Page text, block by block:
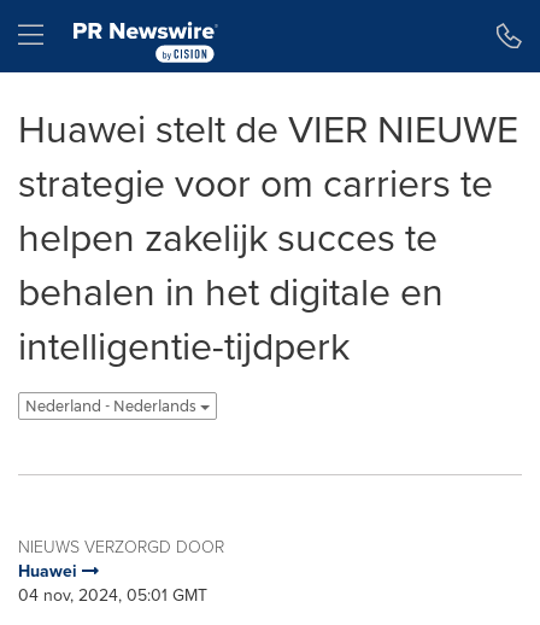
Hamburger menu
Huawei stelt de VIER NIEUWE
strategie voor om carriers te
helpen zakelijk succes te
behalen in het digitale en
intelligentie-tijdperk
Nederland - Nederlands
NIEUWS VERZORGD DOOR
Huawei
04 nov, 2024, 05:01 GMT